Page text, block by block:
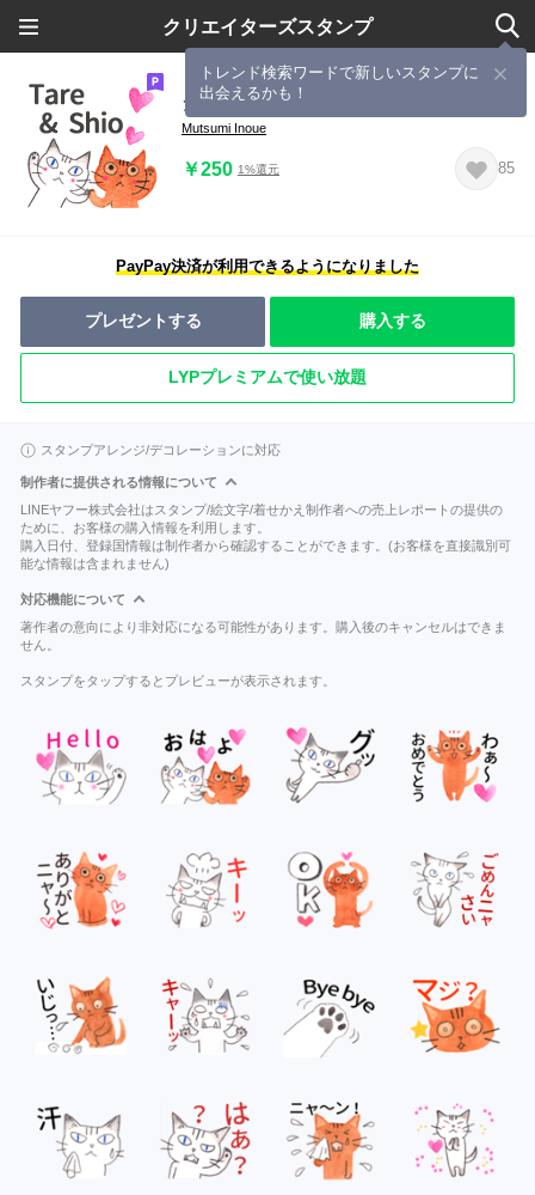
クリエイターズスタンプ
トレンド検索ワードで新しいスタンプに
出会えるかも！
タレシオスタンプ１
Mutsumi Inoue
￥250 1%還元 85
PayPay決済が利用できるようになりました
プレゼントする 購入する
LYPプレミアムで使い放題
スタンプアレンジ/デコレーションに対応
制作者に提供される情報について
LINEヤフー株式会社はスタンプ/絵文字/着せかえ制作者への売上レポートの提供の
ために、お客様の購入情報を利用します。
購入日付、登録国情報は制作者から確認することができます。(お客様を直接識別可
能な情報は含まれません)
対応機能について
著作者の意向により非対応になる可能性があります。購入後のキャンセルはできま
せん。
スタンプをタップするとプレビューが表示されます。